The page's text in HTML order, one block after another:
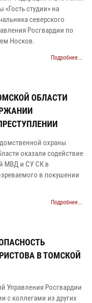
студии» на
северского
Росгвардии по
Носков.
Подробнее...
ОБЛАСТИ
охраны
оказали содействие
МВД и СУ СК в
в покушении
Подробнее...
В ТОМСКОЙ
Управления Росгвардии
с коллегами из других